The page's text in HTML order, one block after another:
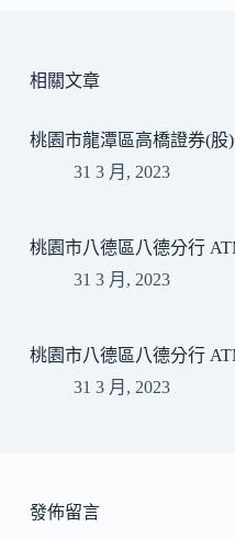
相關文章
桃園市龍潭區高橋證券(
31 3 月, 2023
桃園市八德區八德分行
31 3 月, 2023
桃園市八德區八德分行
31 3 月, 2023
發佈留言